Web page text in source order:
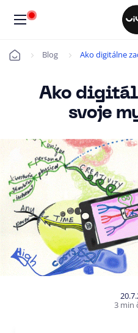
Úvod Blog Ako digitálne
Ako
svoje
3 min